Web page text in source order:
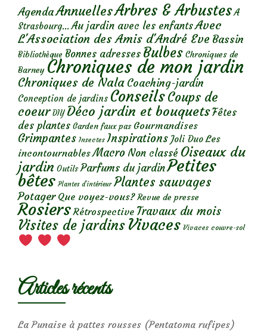
AgendaAnnuellesArbres & Arbustes A
Strasbourg... Au jardin avec les enfantsAvec
L'Association des Amis d'André Eve Bassin
Bibliothèque Bonnes adresses Bulbes Chroniques de
Barney Chroniques de mon jardin
Chroniques de Nala Coaching-jardin
Conception de jardins ConseilsCoups de
coeur DIY Déco jardin et bouquetsFêtes
des plantes Garden faux pas Gourmandises
Grimpantes Insectes Inspirations Joli Duo Les
incontournables Macro Non classé Oiseaux du
jardin Outils Parfums du jardinPetites
bêtes Plantes d’intérieur Plantes sauvages
Potager Que voyez-vous? Revue de presse
Rosiers Rétrospective Travaux du mois
Visites de jardins Vivaces Vivaces couvre-sol
Articles récents
La Punaise à pattes rousses (Pentatoma rufipes)